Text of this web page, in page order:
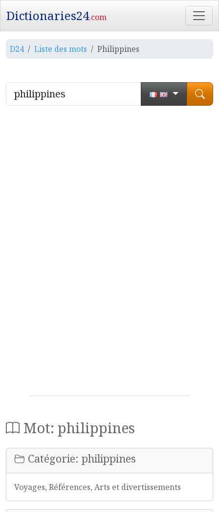
Dictionaries24.com
D24 Liste des mots Philippines
Mot: philippines
Catégorie: philippines
Voyages, Références, Arts et divertissements